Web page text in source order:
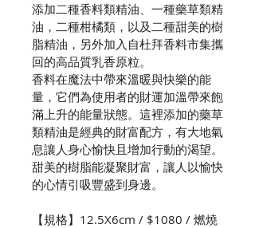
添加二種香料類精油、一種藥草類精
油，二種柑橘類，以及二種甜美的樹
脂精油，另外加入自杜拜香料市集攜
回的高品質乳香原粒。
香料在魔法中帶來溫暖與快樂的能
量，它們為使用者的財運加溫帶來飽
滿上升的能量狀態。這裡添加的藥草
類精油是經典的財富配方，有大地氣
息讓人身心愉快且增加行動的渴望。
甜美的樹脂能凝聚財富，讓人以愉快
的心情引吸豐盛到身邊。
【規格】12.5X6cm / $1080 / 燃燒